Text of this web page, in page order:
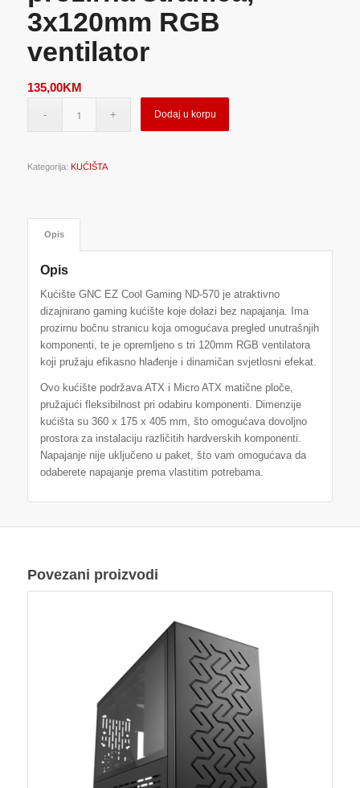
3x120mm RGB
ventilator
135,00KM
Dodaj u korpu
Kategorija: KUĆIŠTA
Opis
Opis
Kućište GNC EZ Cool Gaming ND-570 je atraktivno
dizajnirano gaming kućište koje dolazi bez napajanja. Ima
prozirnu bočnu stranicu koja omogućava pregled unutrašnjih
komponenti, te je opremljeno s tri 120mm RGB ventilatora
koji pružaju efikasno hlađenje i dinamičan svjetlosni efekat.
Ovo kućište podržava ATX i Micro ATX matične ploče,
pružajući fleksibilnost pri odabiru komponenti. Dimenzije
kućišta su 360 x 175 x 405 mm, što omogućava dovoljno
prostora za instalaciju različitih hardverskih komponenti.
Napajanje nije uključeno u paket, što vam omogućava da
odaberete napajanje prema vlastitim potrebama.
Povezani proizvodi